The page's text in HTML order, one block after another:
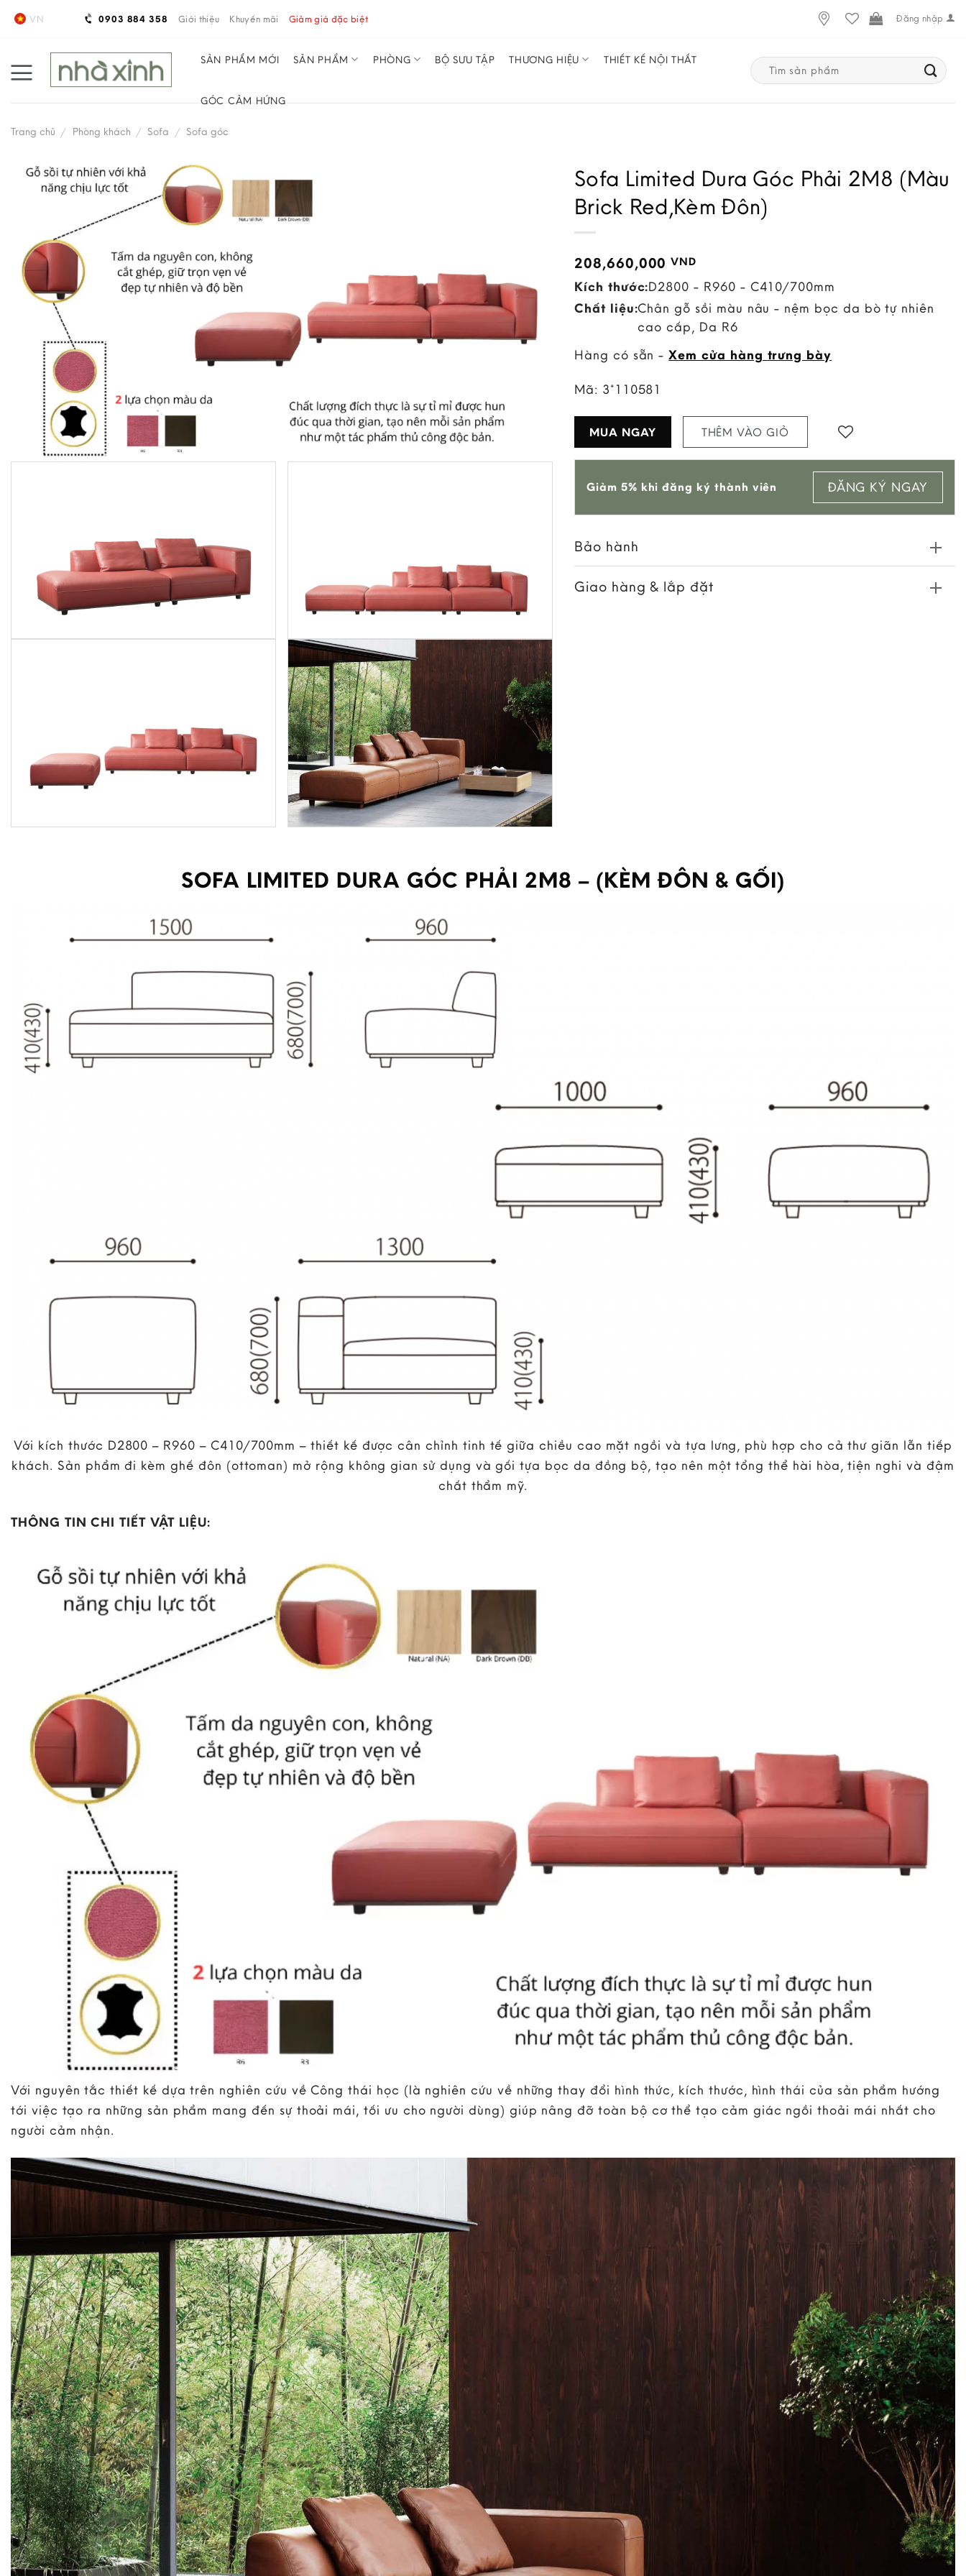
Skip
VN 0903 884 358 Giới thiệu Khuyến mãi Giảm giá đặc biệt Đăng nhập
SẢN PHẨM MỚI SẢN PHẨM PHÒNG BỘ SƯU TẬP THƯƠNG HIỆU THIẾT KẾ NỘI THẤT
GÓC CẢM HỨNG
Search
for:
Trang chủ / Phòng khách / Sofa / Sofa góc
Sofa Limited Dura Góc Phải 2M8 (Màu
Brick Red,Kèm Đôn)
208,660,000VND
Kích thước:D2800 - R960 - C410/700mm
Chất liệu:Chân gỗ sồi màu nâu - nệm bọc da bò tự nhiên
cao cấp, Da R6
Hàng có sẵn -Xem cửa hàng trưng bày
Mã: 3*110581
MUA NGAY THÊM VÀO GIỎ
Add to
Giảm 5% khi đăng ký thành viên ĐĂNG KÝ NGAY
Bảo hành
Giao hàng & lắp đặt
SOFA LIMITED DURA GÓC PHẢI 2M8 – (KÈM ĐÔN & GỐI)
Với kích thước D2800 – R960 – C410/700mm – thiết kế được cân chỉnh tinh tế giữa chiều cao mặt ngồi và tựa lưng, phù hợp cho cả thư giãn lẫn tiếp
khách. Sản phẩm đi kèm ghế đôn (ottoman) mở rộng không gian sử dụng và gối tựa bọc da đồng bộ, tạo nên một tổng thể hài hòa, tiện nghi và đậm
chất thẩm mỹ.
THÔNG TIN CHI TIẾT VẬT LIỆU:
Với nguyên tắc thiết kế dựa trên nghiên cứu về Công thái học (là nghiên cứu về những thay đổi hình thức, kích thước, hình thái của sản phẩm hướng
tới việc tạo ra những sản phẩm mang đến sự thoải mái, tối ưu cho người dùng) giúp nâng đỡ toàn bộ cơ thể tạo cảm giác ngồi thoải mái nhất cho
người cảm nhận.